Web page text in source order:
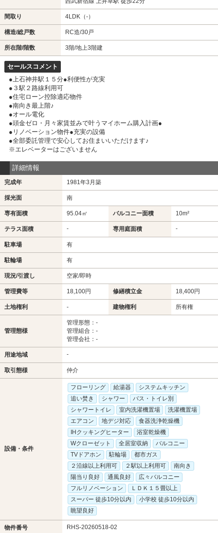
間取り 4LDK（-）
構造/総戸数 RC造/30戸
所在階/階数 3階/地上3階建
セールスコメント
●上石神井駅１５分●利便性が充実
●３駅２路線利用可
●住宅ローン控除適応物件
●南向き最上階♪
●オール電化
●頭金ゼロ・月々家賃並みで叶うマイホーム購入計画●
●リノベーション物件●充実の設備
●全部委託管理で安心してお住まいいただけます♪
※エレベーターはございません
詳細情報
完成年 1981年3月築
採光面 南
専有面積 95.04㎡ バルコニー面積 10m²
テラス面積 - 専用庭面積 -
駐車場 有
駐輪場 有
現況/引渡し 空家/即時
管理費等 18,100円 修繕積立金 18,400円
土地権利 - 建物権利 所有権
管理態様
管理形態：-
管理組合：-
管理会社：-
用途地域 -
取引態様 仲介
設備・条件
フローリング 給湯器
システムキッチン
追い焚き
シャワー
バス・トイレ別
シャワートイレ
室内洗濯機置場
洗濯機置場
エアコン
地デジ対応
食器洗浄乾燥機
IHクッキングヒーター
浴室乾燥機
Wクローゼット
全居室収納
バルコニー
TVドアホン
駐輪場
都市ガス
２沿線以上利用可
２駅以上利用可
南向き
陽当り良好
通風良好
広々バルコニー
フルリノベーション
ＬＤＫ１５畳以上
スーパー 徒歩10分以内
小学校 徒歩10分以内
眺望良好
物件番号 RHS-20260518-02